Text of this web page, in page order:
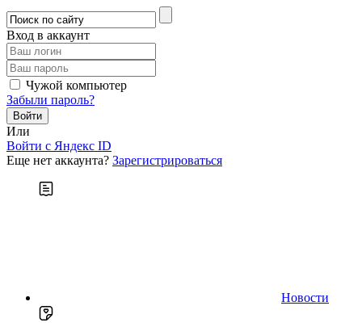
Вход в аккаунт
Чужой компьютер
Забыли пароль?
Или
Войти c Яндекс ID
Еще нет аккаунта? Зарегистрироваться
Новости